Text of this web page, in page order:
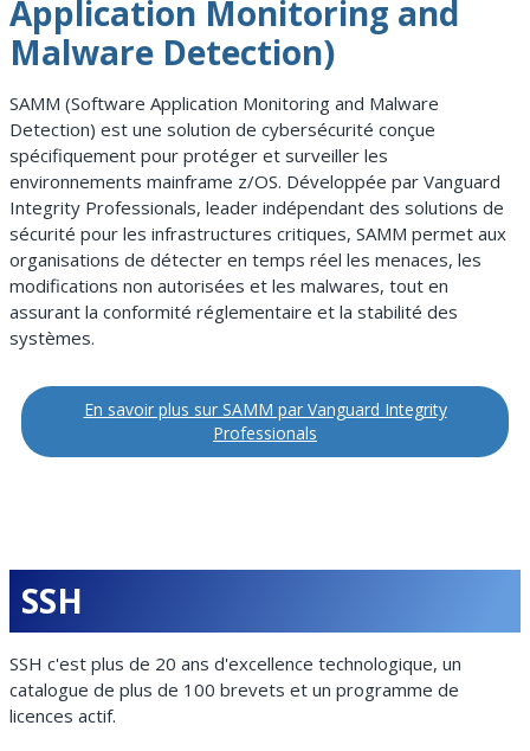
Application Monitoring and
Malware Detection)
SAMM (Software Application Monitoring and Malware
Detection) est une solution de cybersécurité conçue
spécifiquement pour protéger et surveiller les
environnements mainframe z/OS. Développée par Vanguard
Integrity Professionals, leader indépendant des solutions de
sécurité pour les infrastructures critiques, SAMM permet aux
organisations de détecter en temps réel les menaces, les
modifications non autorisées et les malwares, tout en
assurant la conformité réglementaire et la stabilité des
systèmes.
En savoir plus sur SAMM par Vanguard Integrity
Professionals
SSH
SSH c'est plus de 20 ans d'excellence technologique, un
catalogue de plus de 100 brevets et un programme de
licences actif.